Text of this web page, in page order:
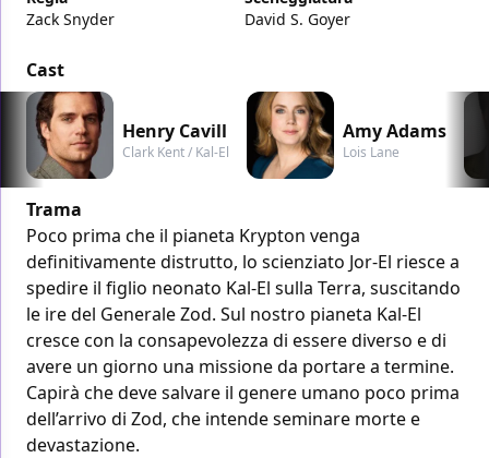
Zack Snyder
David S. Goyer
Cast
Henry Cavill
Clark Kent / Kal-El
Amy Adams
Lois Lane
Trama
Poco prima che il pianeta Krypton venga
definitivamente distrutto, lo scienziato Jor-El riesce a
spedire il figlio neonato Kal-El sulla Terra, suscitando
le ire del Generale Zod. Sul nostro pianeta Kal-El
cresce con la consapevolezza di essere diverso e di
avere un giorno una missione da portare a termine.
Capirà che deve salvare il genere umano poco prima
dell’arrivo di Zod, che intende seminare morte e
devastazione.